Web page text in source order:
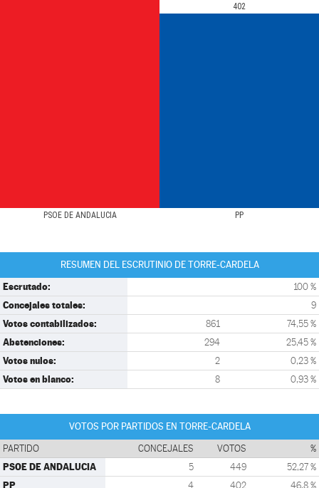
PSOE DE ANDALUCIA PP
402
RESUMEN DEL ESCRUTINIO DE TORRE-CARDELA
Escrutado: 100 %
Concejales totales: 9
Votos contabilizados: 861 74,55 %
Abstenciones: 294 25,45 %
Votos nulos: 2 0,23 %
Votos en blanco: 8 0,93 %
VOTOS POR PARTIDOS EN TORRE-CARDELA
PARTIDO CONCEJALES VOTOS %
PSOE DE ANDALUCIA 5 449 52,27 %
PP 4 402 46,8 %